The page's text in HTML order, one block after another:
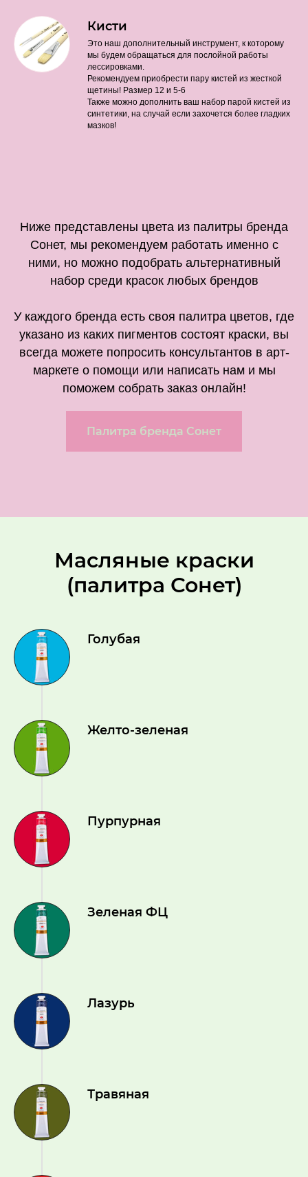
Кисти
Это наш дополнительный инструмент, к которому
мы будем обращаться для послойной работы
лессировками.
Рекомендуем приобрести пару кистей из жесткой
щетины! Размер 12 и 5-6
Также можно дополнить ваш набор парой кистей из
синтетики, на случай если захочется более гладких
мазков!
Ниже представлены цвета из палитры бренда
Сонет, мы рекомендуем работать именно с
ними, но можно подобрать альтернативный
набор среди красок любых брендов
У каждого бренда есть своя палитра цветов, где
указано из каких пигментов состоят краски, вы
всегда можете попросить консультантов в арт-
маркете о помощи или написать нам и мы
поможем собрать заказ онлайн!
Палитра бренда Сонет
Масляные краски
(палитра Сонет)
Голубая
Желто-зеленая
Пурпурная
Зеленая ФЦ
Лазурь
Травяная